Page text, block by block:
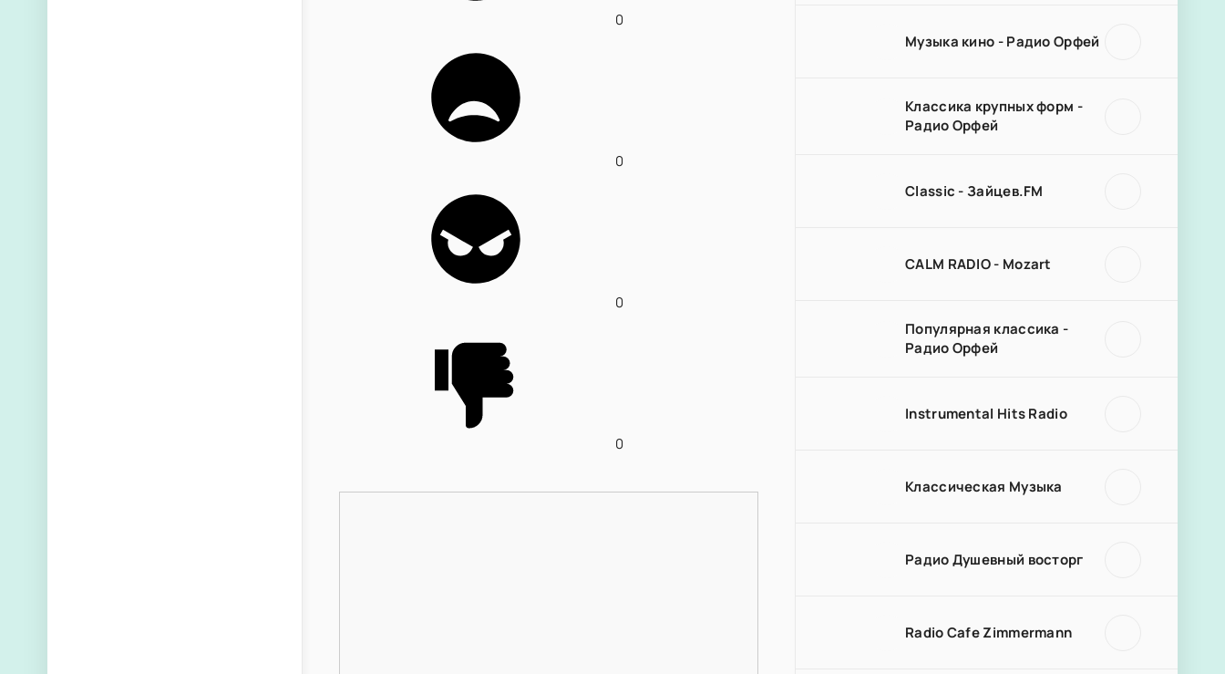
0
0
0
0
Музыка кино - Радио Орфей
Классика крупных форм -
Радио Орфей
Classic - Зайцев.FM
CALM RADIO - Mozart
Популярная классика -
Радио Орфей
Instrumental Hits Radio
Классическая Музыка
Радио Душевный восторг
Radio Cafe Zimmermann